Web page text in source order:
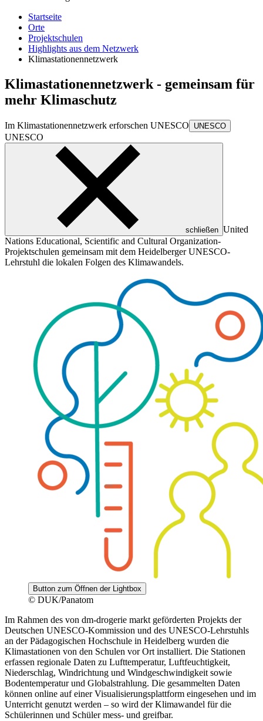
Startseite
Orte
Projektschulen
Highlights aus dem Netzwerk
Klimastationennetzwerk
Klimastationennetzwerk - gemeinsam für
mehr Klimaschutz
Im Klimastationennetzwerk erforschen UNESCO UNESCO
UNESCO
schließen United
Nations Educational, Scientific and Cultural Organization-
Projektschulen gemeinsam mit dem Heidelberger UNESCO-
Lehrstuhl die lokalen Folgen des Klimawandels.
Button zum Öffnen der Lightbox
© DUK/Panatom
Im Rahmen des von dm-drogerie markt geförderten Projekts der
Deutschen UNESCO-Kommission und des UNESCO-Lehrstuhls
an der Pädagogischen Hochschule in Heidelberg wurden die
Klimastationen von den Schulen vor Ort installiert. Die Stationen
erfassen regionale Daten zu Lufttemperatur, Luftfeuchtigkeit,
Niederschlag, Windrichtung und Windgeschwindigkeit sowie
Bodentemperatur und Globalstrahlung. Die gesammelten Daten
können online auf einer Visualisierungsplattform eingesehen und im
Unterricht genutzt werden – so wird der Klimawandel für die
Schülerinnen und Schüler mess- und greifbar.